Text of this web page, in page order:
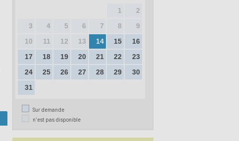
1
2
3
4 5 6 7 8
9
10
11 12 13 14 15
16
17
18 19 20 21 22
23
24
25 26 27 28 29
30
31
Sur demande
n'est pas disponible